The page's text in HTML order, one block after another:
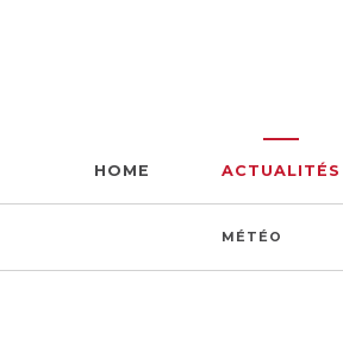
HOME ACTUALITÉS
MÉTÉO